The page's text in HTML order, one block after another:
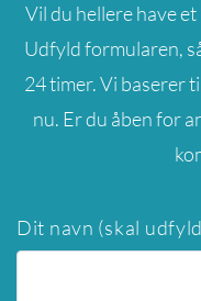
Vil du hellere have
Udfyld formularen,
24 timer. Vi baserer
nu. Er du åben for
Dit navn (skal